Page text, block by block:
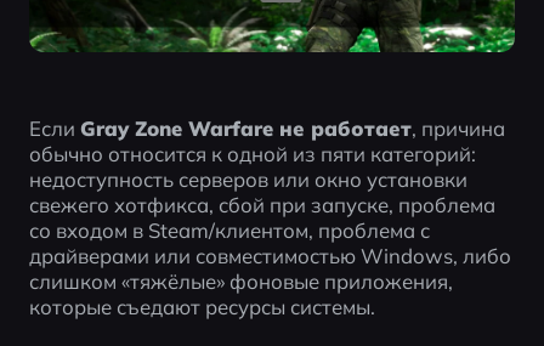
Если Gray Zone Warfare не работает, причина
обычно относится к одной из пяти категорий:
недоступность серверов или окно установки
свежего хотфикса, сбой при запуске, проблема
со входом в Steam/клиентом, проблема с
драйверами или совместимостью Windows, либо
слишком «тяжёлые» фоновые приложения,
которые съедают ресурсы системы.